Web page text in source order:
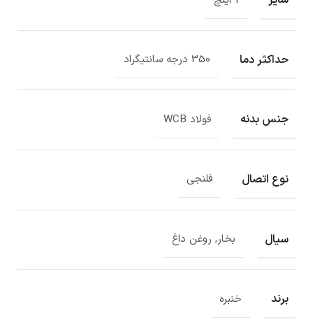
حداکثر دما 350 درجه سانتیگراد
جنس بدنه فولاد WCB
نوع اتصال فلنجی
سیال بخار, روغن داغ
برند خنبره